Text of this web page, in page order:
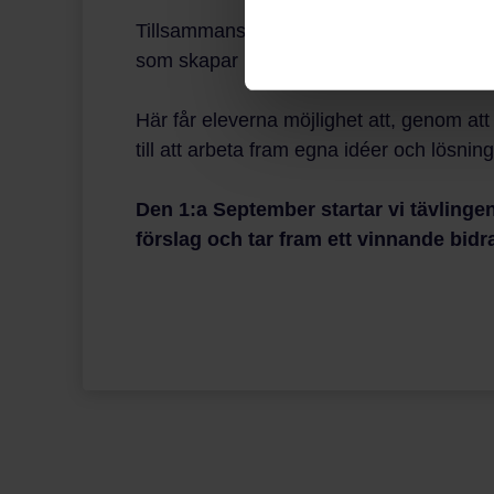
Tillsammans med Embracer Group har
som skapar möjligheten att lösa riktiga
Här får eleverna möjlighet att, genom
till att arbeta fram egna idéer och
Den 1:a September startar vi
förslag och tar fram ett vinnande